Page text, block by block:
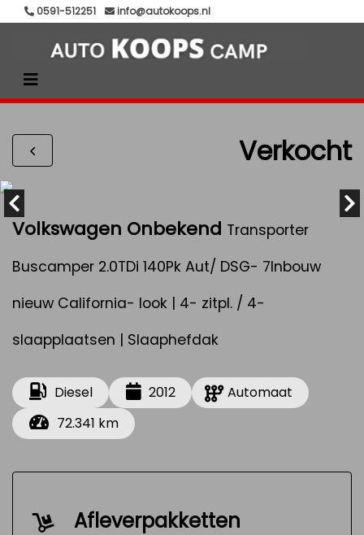
0591-512251 info@autokoops.nl
Verkocht
Volkswagen Onbekend Transporter
Buscamper 2.0TDi 140Pk Aut/ DSG- 7Inbouw
nieuw California- look | 4- zitpl. / 4-
slaapplaatsen | Slaaphefdak
Diesel 2012
Automaat
72.341 km
Afleverpakketten